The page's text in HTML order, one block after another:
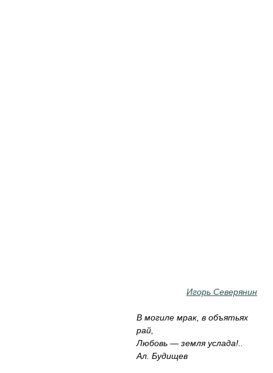
Игорь Северянин
В могиле мрак, в объятьях
рай,
Любовь — земля услада!..
Ал. Будищев